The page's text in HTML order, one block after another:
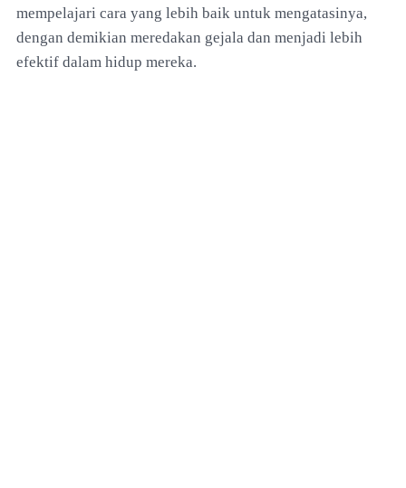
mempelajari cara yang lebih baik untuk mengatasinya,
dengan demikian meredakan gejala dan menjadi lebih
efektif dalam hidup mereka.